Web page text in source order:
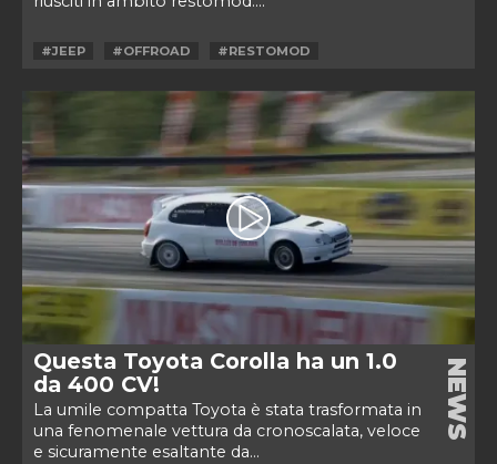
#JEEP #OFFROAD #RESTOMOD
Questa Toyota Corolla ha un 1.0
da 400 CV!
La umile compatta Toyota è stata trasformata in
una fenomenale vettura da cronoscalata, veloce
e sicuramente esaltante da...
NEWS